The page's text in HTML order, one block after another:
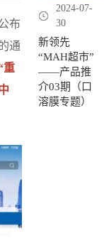
布
通
重
2024-07-
30
新领先
“MAH超市”
——产品推
介03期（口
溶膜专题）